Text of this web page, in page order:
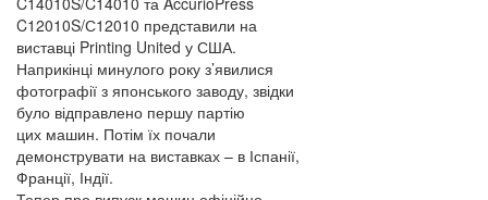
C12010S/С12010 представили на
виставці Printing United у США.
Наприкінці минулого року з’явилися
фотографії з японського заводу, звідки
було відправлено першу партію
цих машин. Потім їх почали
демонструвати на виставках – в Іспанії,
Франції, Індії.